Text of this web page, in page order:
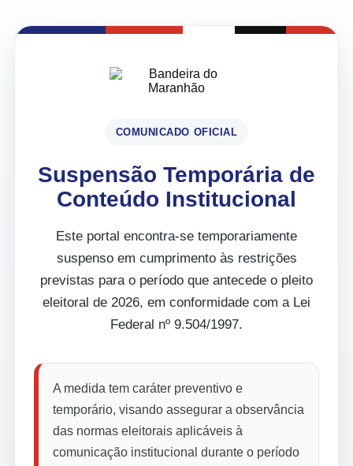
COMUNICADO OFICIAL
Suspensão Temporária de
Conteúdo Institucional
Este portal encontra-se temporariamente
suspenso em cumprimento às restrições
previstas para o período que antecede o pleito
eleitoral de 2026, em conformidade com a Lei
Federal nº 9.504/1997.
A medida tem caráter preventivo e
temporário, visando assegurar a observância
das normas eleitorais aplicáveis à
comunicação institucional durante o período